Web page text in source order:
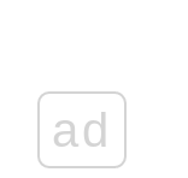
ad